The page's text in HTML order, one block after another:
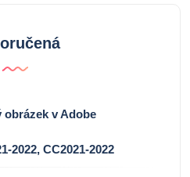
obrázek v Adobe
2022, CC2021-2022